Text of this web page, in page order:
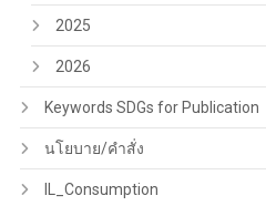
2025
2026
Keywords SDGs for Publication
นโยบาย/คำสั่ง
IL_Consumption